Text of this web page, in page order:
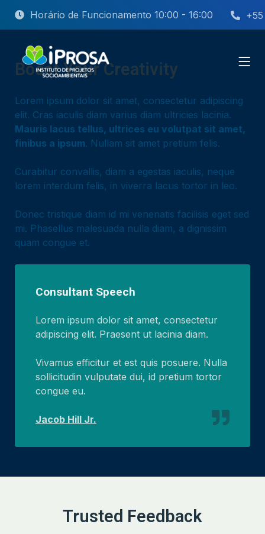
Horário de Funcionamento 10:00 - 16:00
Boost Your Creativity
Lorem ipsum dolor sit amet, consectetur adipiscing
elit. Cras iaculis diam varius diam ultricies lacinia.
Mauris lacus tellus, ultrices eu volutpat sit amet,
finibus a ipsum. Nullam sit amet pretium felis.
Curabitur convallis, diam a egestas iaculis, neque
lorem interdum felis, in viverra lacus tortor in leo.
Donec tristique diam id mi venenatis facilisis eget sed
mi. Phasellus malesuada nulla diam, a dignissim
quam congue et.
Consultant Speech
Lorem ipsum dolor sit amet, consectetur
adipiscing elit. Praesent ut lacinia diam.
Vivamus efficitur et est quis posuere. Nulla
sollicitudin vulputate dui, id pretium tortor
congue eu.
Jacob Hill Jr.
Trusted Feedback